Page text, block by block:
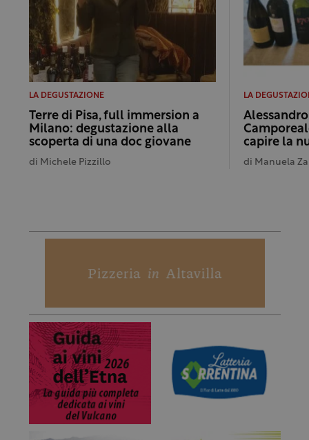
LA DEGUSTAZIONE
Terre di Pisa, full immersion a
Milano: degustazione alla
scoperta di una doc giovane
di Michele Pizzillo
LA
capire la
di Manuela